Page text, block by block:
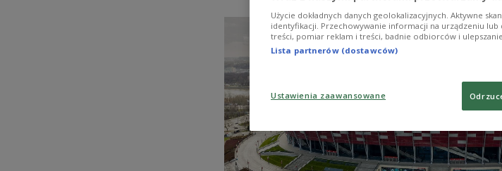
Użycie dokładnych danych geolokalizacyjnych. Aktywne
identyfikacji. Przechowywanie informacji na urządzeniu
treści, pomiar reklam i treści, badnie odbiorców i ulepszanie
Lista partnerów (dostawców)
Ustawienia zaawansowane